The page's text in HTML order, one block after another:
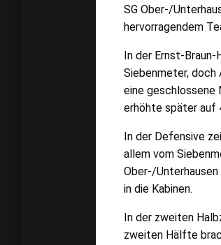
SG Ober-/
hervorragendem
In der Ernst-
Siebenmeter, doch
eine geschlossene
erhöhte später auf
In der Defensive
allem vom
Ober-/
in die Kabinen.
In der zweiten
zweiten Hälfte